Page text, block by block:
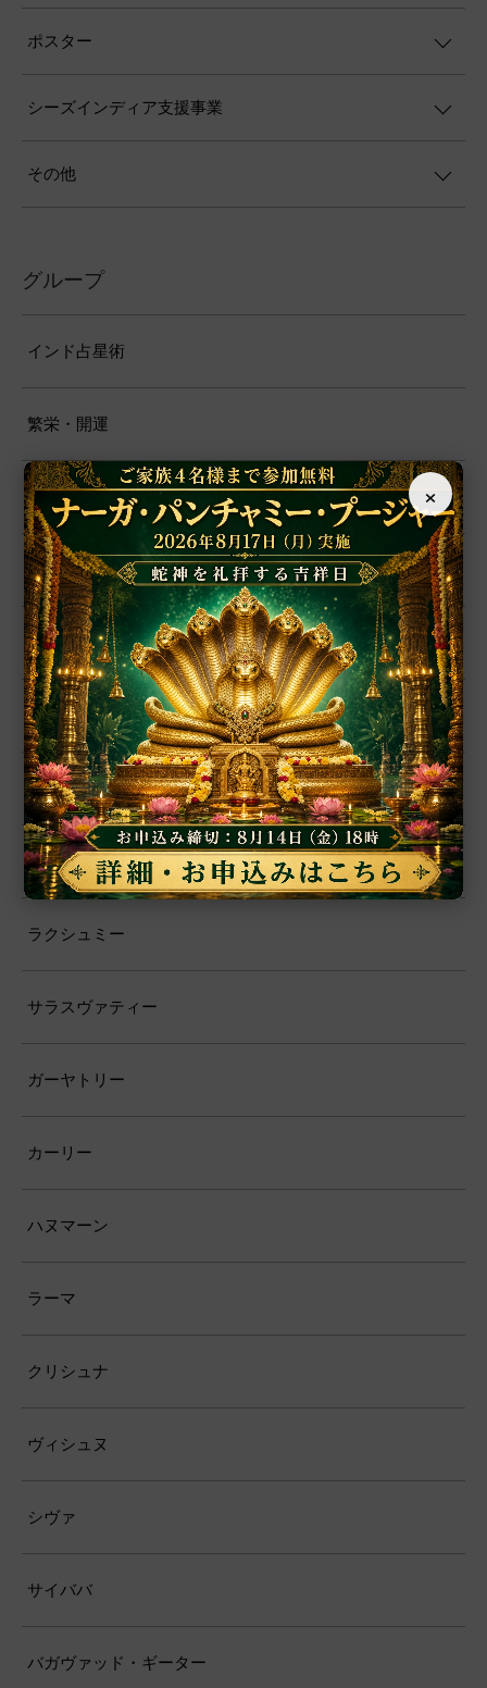
ポスター
シーズインディア支援事業
その他
グループ
インド占星術
繁栄・開運
厄除開運
恋愛・結婚
学問・芸術
霊性
ガネーシャ
ドゥルガー
ラクシュミー
サラスヴァティー
ガーヤトリー
カーリー
ハヌマーン
ラーマ
クリシュナ
ヴィシュヌ
シヴァ
サイババ
バガヴァッド・ギーター
×